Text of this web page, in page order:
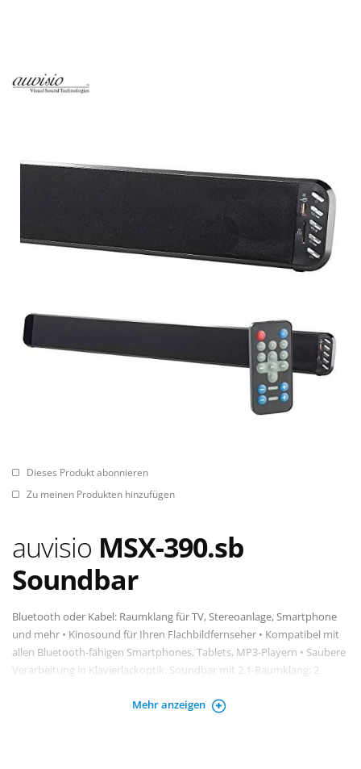
Dieses Produkt abonnieren
Zu meinen Produkten hinzufügen
auvisio MSX-390.sb
Soundbar
Bluetooth oder Kabel: Raumklang für TV, Stereoanlage, Smartphone
und mehr • Kinosound für Ihren Flachbildfernseher • Kompatibel mit
allen Bluetooth-fähigen Smartphones, Tablets, MP3-Playern • Saubere
Verarbeitung in Klavierlackoptik. Soundbar mit 2.1-Raumklang: 2
8-stelliges LED-Display • Anschlüsse: Cinch, USB 2.0-Port, SD-Kartenslot,
Mehr anzeigen